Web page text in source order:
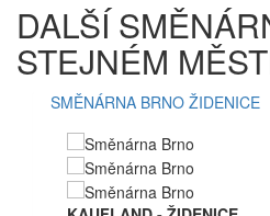
DALŠÍ
STEJNÉM
SMĚNÁRNA BRNO ŽIDENICE